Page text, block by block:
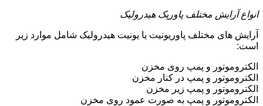
انواع آرایش مختلف پاورپک هیدرولیک
آرایش های مختلف پاوریونیت یا یونیت هیدرولیک شامل موارد زیر
است:
الکتروموتور و پمپ روی مخزن
الکتروموتور و پمپ در کنار مخزن
الکتروموتور و پمپ زیر مخزن
الکتروموتور و پمپ به صورت عمود روی مخزن